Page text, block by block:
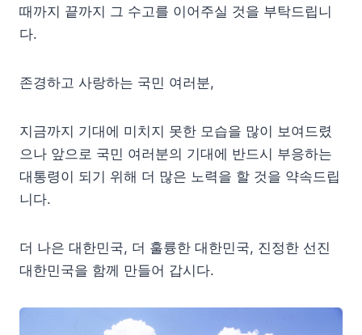
때까지 끝까지 그 수고를 이어주실 것을 부탁드립니
다.
존경하고 사랑하는 국민 여러분,
지금까지 기대에 미치지 못한 모습을 많이 보여드렸
으나 앞으로 국민 여러분의 기대에 반드시 부응하는
대통령이 되기 위해 더 많은 노력을 할 것을 약속드립
니다.
더 나은 대한민국, 더 훌륭한 대한민국, 진정한 선진
대한민국을 함께 만들어 갑시다.